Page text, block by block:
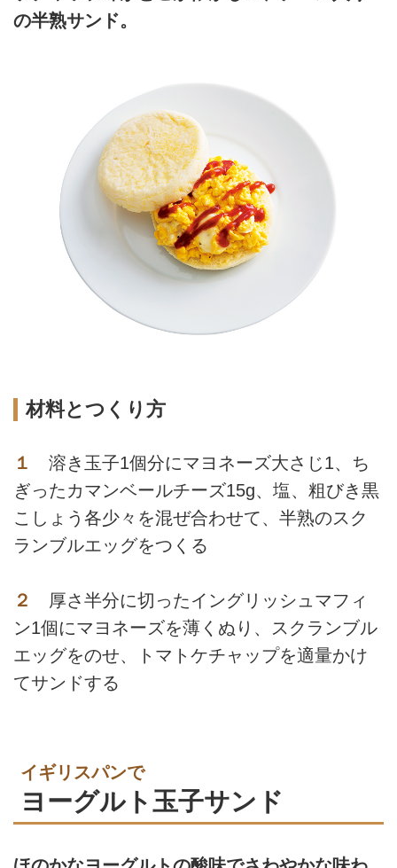
の半熟サンド。
材料とつくり方
１
溶き玉子1個分にマヨネーズ大さじ1、ち
ぎったカマンベールチーズ15g、塩、粗びき黒
こしょう各少々を混ぜ合わせて、半熟のスク
ランブルエッグをつくる
２
厚さ半分に切ったイングリッシュマフィ
ン1個にマヨネーズを薄くぬり、スクランブル
エッグをのせ、トマトケチャップを適量かけ
てサンドする
イギリスパンで
ヨーグルト玉子サンド